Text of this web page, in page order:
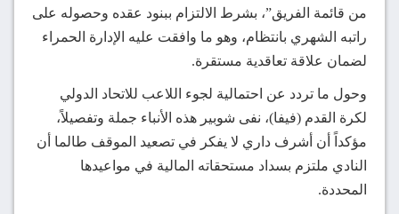
من قائمة الفريق”، بشرط الالتزام ببنود عقده وحصوله على
راتبه الشهري بانتظام، وهو ما وافقت عليه الإدارة الحمراء
لضمان علاقة تعاقدية مستقرة.
وحول ما تردد عن احتمالية لجوء اللاعب للاتحاد الدولي
لكرة القدم (فيفا)، نفى شوبير هذه الأنباء جملة وتفصيلاً،
مؤكداً أن أشرف داري لا يفكر في تصعيد الموقف طالما أن
النادي ملتزم بسداد مستحقاته المالية في مواعيدها
المحددة.